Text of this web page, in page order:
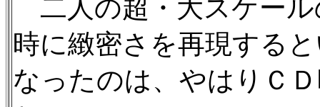
二人の超・大スケール
時に緻密さを再現する
なったのは、やはりＣ